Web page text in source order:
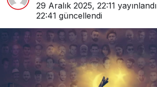
29 Aralık 2025, 22:11 yayınlandı
22:41 güncellendi